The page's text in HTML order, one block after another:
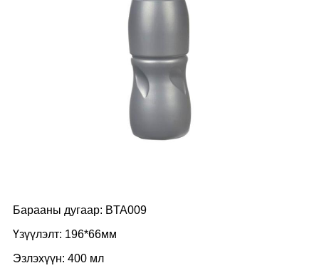
Барааны дугаар: BTA009
Үзүүлэлт: 196*66мм
Эзлэхүүн: 400 мл